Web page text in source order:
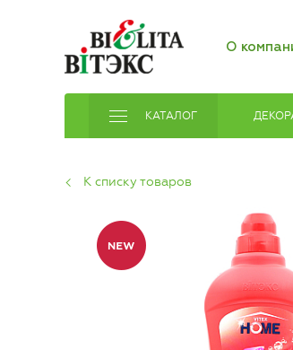
О
КАТАЛОГ
К списку товаров